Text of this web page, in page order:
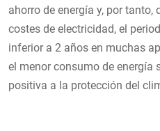
ahorro de energía y, por
costes de electricidad, el
inferior a 2 años en muchas
el menor consumo de energía
positiva a la protección del